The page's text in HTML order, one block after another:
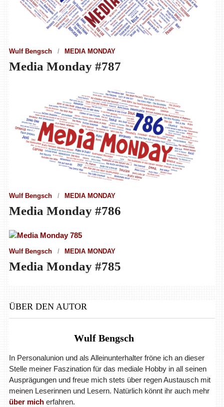
Wulf Bengsch MEDIA MONDAY
Media Monday #787
Wulf Bengsch MEDIA MONDAY
Media Monday #786
Wulf Bengsch MEDIA MONDAY
Media Monday #785
ÜBER DEN AUTOR
Wulf Bengsch
In Personalunion und als Alleinunterhalter fröne ich an dieser
Stelle meiner Faszination für das mediale Hobby in all seinen
Ausprägungen und freue mich stets über regen Austausch mit
meinen Leserinnen und Lesern. Natürlich könnt ihr auch mehr
über micherfahren.